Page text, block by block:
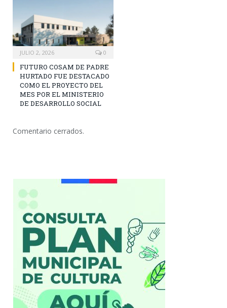
JULIO 2, 2026 0
FUTURO COSAM DE PADRE
HURTADO FUE DESTACADO
COMO EL PROYECTO DEL
MES POR EL MINISTERIO
DE DESARROLLO SOCIAL
Comentario cerrados.